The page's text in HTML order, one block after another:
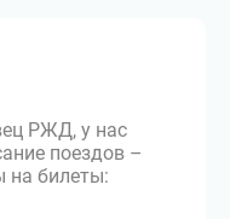
РЖД, у нас
поездов –
на билеты: